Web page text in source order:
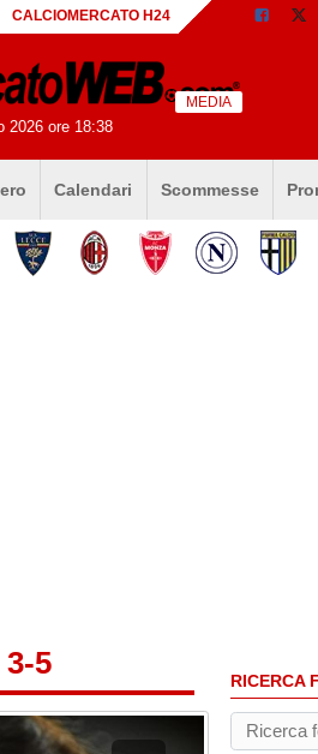
CALCIOMERCATO H24
2026 ore 18:38
MEDIA
Calendari Scommesse
5
RICERCA